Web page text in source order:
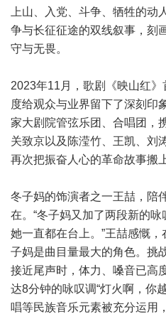
上山、入党、斗争、牺牲的
争与长征征途的双线叙事，刻
守与无畏。
2023年11月，歌剧《映山红
度给观众与业界留下了深刻印
家大剧院管弦乐团、合唱团，
关致京以及陈滢竹、王凯、刘
再次把振奋人心的革命故事搬
冬子妈的饰演者之一王喆，陪
在。“冬子妈又加了两段新的咏
她一直都在台上。”王喆感慨
子妈是曲目量最大的角色。挑
接近尾声时，体力、嗓音已高
达8分钟的咏叹调“灯火啊，你
唱等民族音乐元素被充分运用